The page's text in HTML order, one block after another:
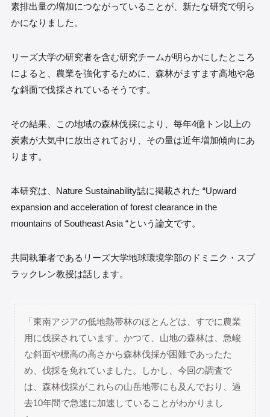
素排出量の増加につながっていることが、新たな研究で明ら
かになりました。
リーズ大学の研究者を含む研究チームが明らかにしたところ
によると、農業を強化するために、森林がますます高地や急
な斜面で伐採されているそうです。
その結果、この地域の森林伐採により、毎年4億トン以上の
炭素が大気中に放出されており、その量は近年増加傾向にあ
ります。
本研究は、Nature Sustainability誌に掲載された “Upward
expansion and acceleration of forest clearance in the
mountains of Southeast Asia “という論文です。
共同執筆者であるリーズ大学地球環境学部のドミニク・スプ
ラックレン教授は話します。
「東南アジアの低地熱帯林のほとんどは、すでに農業
用に伐採されています。かつて、山地の森林は、急峻
な斜面や標高の高さから森林伐採が困難であったた
め、伐採を免れていました。しかし、今回の調査で
は、森林伐採がこれらの山岳地帯にも及んでおり、過
去10年間で急速に加速していることがわかりまし